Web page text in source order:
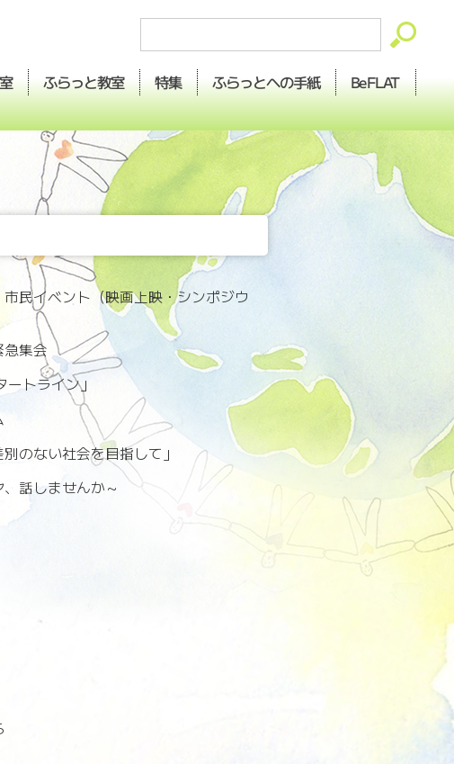
ふらっと教室 特集 ふらっとへの手紙 BeFLAT
民イベント（映画上映・シンポジウ
急集会
トライン」
のない社会を目指して」
話しませんか～